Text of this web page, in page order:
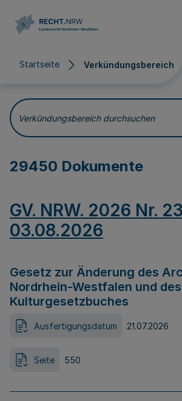
Startseite Verkündungsbereich
Verkündungsbereich durchsuchen
29450 Dokumente
GV. NRW. 2026 Nr.
03.08.2026
Gesetz zur Änderung des
Nordrhein-Westfalen und des
Kulturgesetzbuches
Ausfertigungsdatum 21.07.2026
Seite 550